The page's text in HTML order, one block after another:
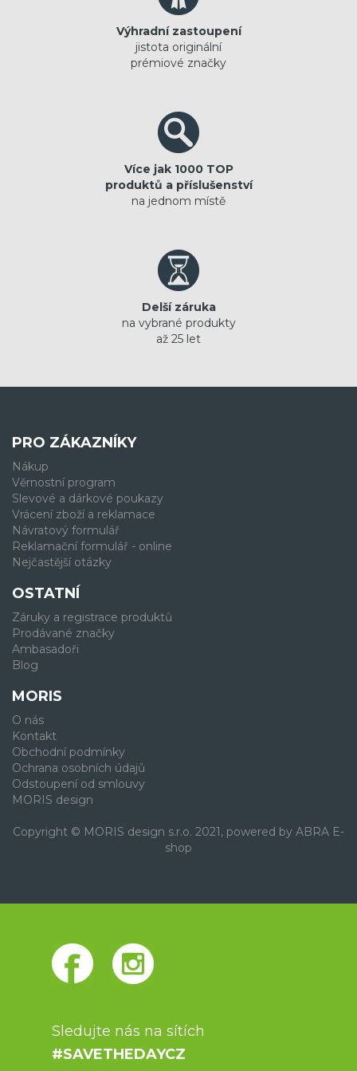
Výhradní zastoupení
jistota originální
prémiové značky
Více jak 1000 TOP
produktů a příslušenství
na jednom místě
Delší záruka
na vybrané produkty
až 25 let
PRO ZÁKAZNÍKY
Nákup
Věrnostní program
Slevové a dárkové poukazy
Vrácení zboží a reklamace
Návratový formulář
Reklamační formulář - online
Nejčastější otázky
OSTATNÍ
Záruky a registrace produktů
Prodávané značky
Ambasadoři
Blog
MORIS
O nás
Kontakt
Obchodní podmínky
Ochrana osobních údajů
Odstoupení od smlouvy
MORIS design
Copyright © MORIS design s.r.o. 2021, powered by ABRA E-
shop
Sledujte nás na sítích
#SAVETHEDAYCZ